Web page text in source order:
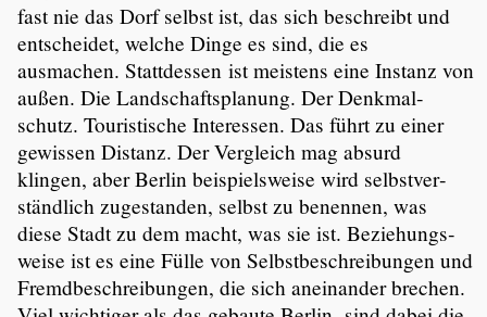
fast nie das Dorf selbst ist, das sich beschreibt und
entscheidet, welche Dinge es sind, die es
ausmachen. Statt­dessen ist meistens eine Instanz von
außen. Die Landschafts­pla­nung. Der Denkmal­
schutz. Touris­ti­sche Inter­essen. Das führt zu einer
gewissen Distanz. Der Vergleich mag absurd
klingen, aber Berlin beispiels­weise wird selbst­ver­
ständ­lich zugestanden, selbst zu benennen, was
diese Stadt zu dem macht, was sie ist. Bezie­hungs­
weise ist es eine Fülle von Selbst­be­schrei­bungen und
Fremd­be­schrei­bungen, die sich anein­ander brechen.